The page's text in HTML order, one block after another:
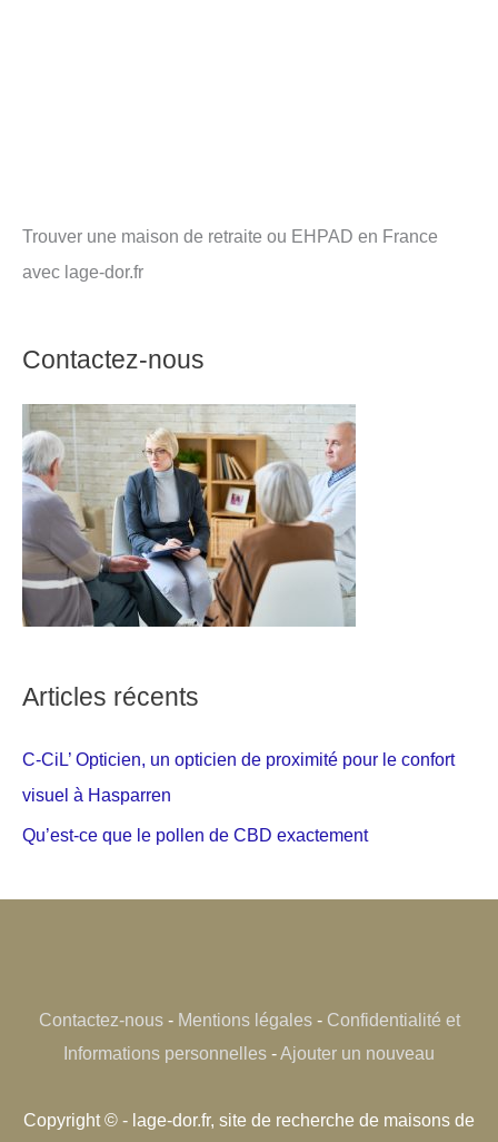
Trouver une maison de retraite ou EHPAD en France
avec lage-dor.fr
Contactez-nous
Articles récents
C-CiL’ Opticien, un opticien de proximité pour le confort
visuel à Hasparren
Qu’est-ce que le pollen de CBD exactement
Contactez-nous- Mentions légales- Confidentialité et
Informations personnelles -Ajouter un nouveau
Copyright © - lage-dor.fr, site de recherche de maisons de